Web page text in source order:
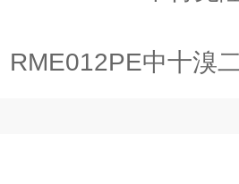
RME012PE中十溴